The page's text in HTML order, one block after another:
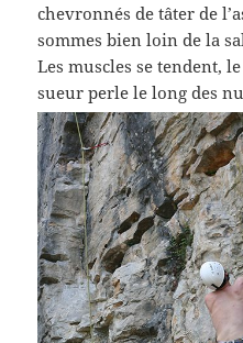
chevronnés de tâter de
sommes bien loin de la
Les muscles se tendent,
sueur perle le long des